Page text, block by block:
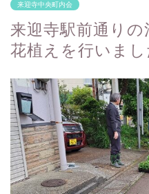
来迎寺中央町内会
来迎寺駅前通り
花植えを行いま